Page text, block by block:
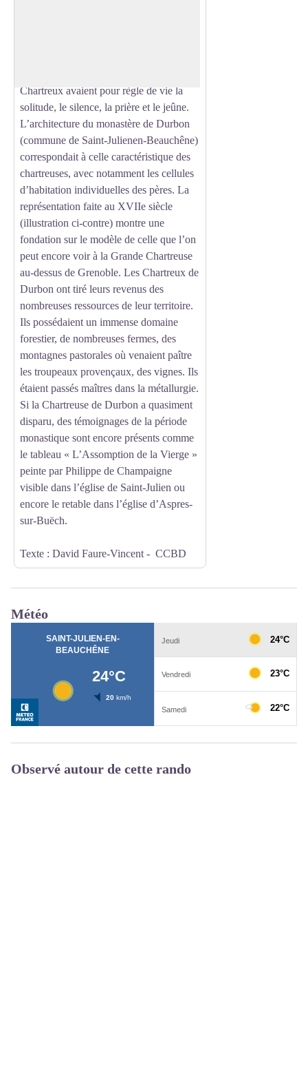
Chartreux avaient pour règle de vie la
solitude, le silence, la prière et le jeûne.
L’architecture du monastère de Durbon
(commune de Saint-Julienen-Beauchêne)
correspondait à celle caractéristique des
chartreuses, avec notamment les cellules
d’habitation individuelles des pères. La
représentation faite au XVIIe siècle
(illustration ci-contre) montre une
fondation sur le modèle de celle que l’on
peut encore voir à la Grande Chartreuse
au-dessus de Grenoble. Les Chartreux de
Durbon ont tiré leurs revenus des
nombreuses ressources de leur territoire.
Ils possédaient un immense domaine
forestier, de nombreuses fermes, des
montagnes pastorales où venaient paître
les troupeaux provençaux, des vignes. Ils
étaient passés maîtres dans la métallurgie.
Si la Chartreuse de Durbon a quasiment
disparu, des témoignages de la période
monastique sont encore présents comme
le tableau « L’Assomption de la Vierge »
peinte par Philippe de Champaigne
visible dans l’église de Saint-Julien ou
encore le retable dans l’église d’Aspres-
sur-Buëch.
Texte : David Faure-Vincent - CCBD
Météo
Observé autour de cette rando